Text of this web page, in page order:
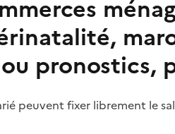
pronostics,
peuvent fixer librement le